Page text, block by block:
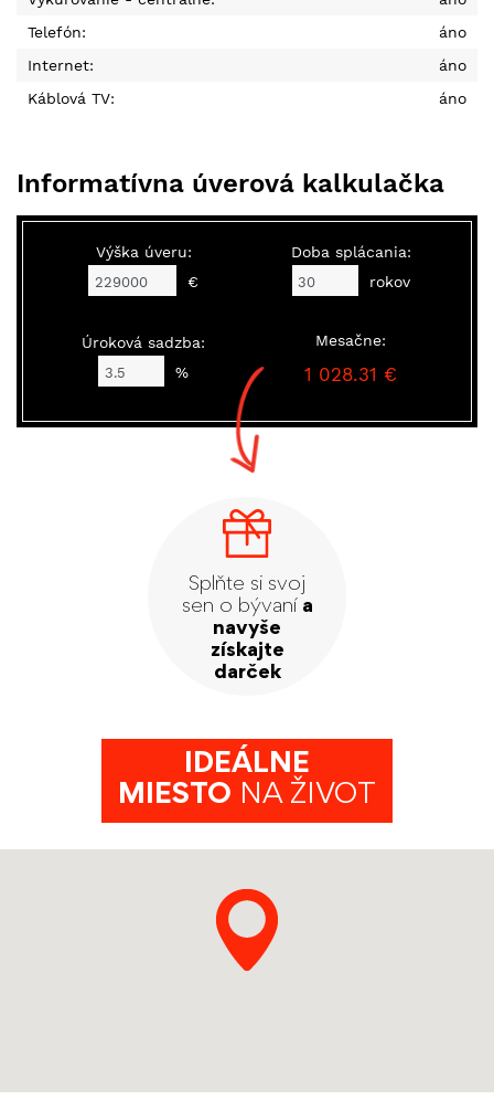
Telefón:
áno
Internet:
áno
Káblová TV:
áno
Informatívna úverová kalkulačka
Výška úveru:
€
Doba splácania:
rokov
Úroková sadzba:
%
Mesačne:
1 028.31 €
Splňte si svoj
sen o bývaní a
navyše
získajte
darček
IDEÁLNE
MIESTO NA ŽIVOT